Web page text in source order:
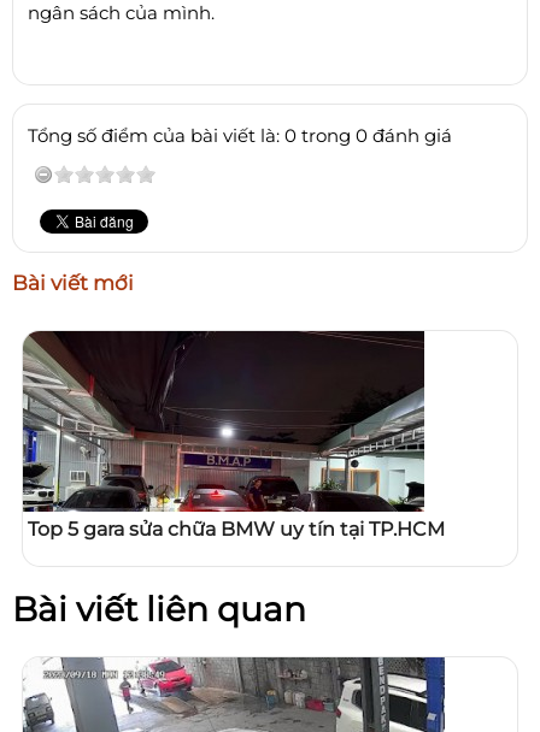
ngân sách của mình.
Tổng số điểm của bài viết là: 0 trong 0 đánh giá
Bài viết mới
Top 5 gara sửa chữa BMW uy tín tại TP.HCM
Bài viết liên quan